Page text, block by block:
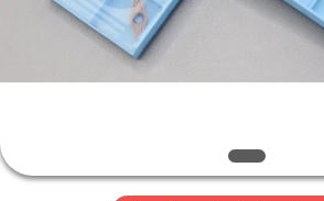
PROPOS
NOUS
VISITE